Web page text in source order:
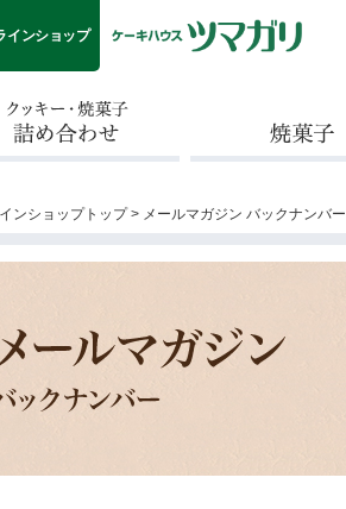
インショップ
ンショップトップ> メールマガジン バックナンバー